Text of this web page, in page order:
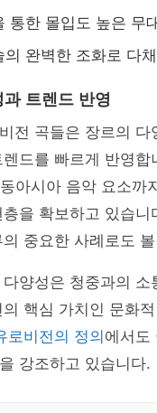
통한 몰입도 높은 무
의 완벽한 조화로 다
트렌드 반영
전 곡들은 장르의 다
드를 빠르게 반영합
아시아 음악 요소까
을 확보하고 있습니
중요한 사례로도
양성은 청중과의 소
핵심 가치인 문화
로비전의 정의 에서도
강조하고 있습니다.